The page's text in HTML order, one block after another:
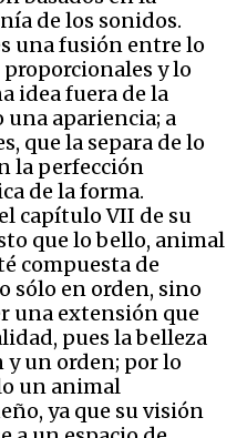
de los sonidos.
una fusión entre lo
y lo
idea fuera de la
una apariencia; a
que la separa de lo
la perfección
de la forma.
capítulo VII de su
que lo bello, animal
compuesta de
sólo en orden, sino
una extensión que
pues la belleza
un orden; por lo
un animal
ya que su visión